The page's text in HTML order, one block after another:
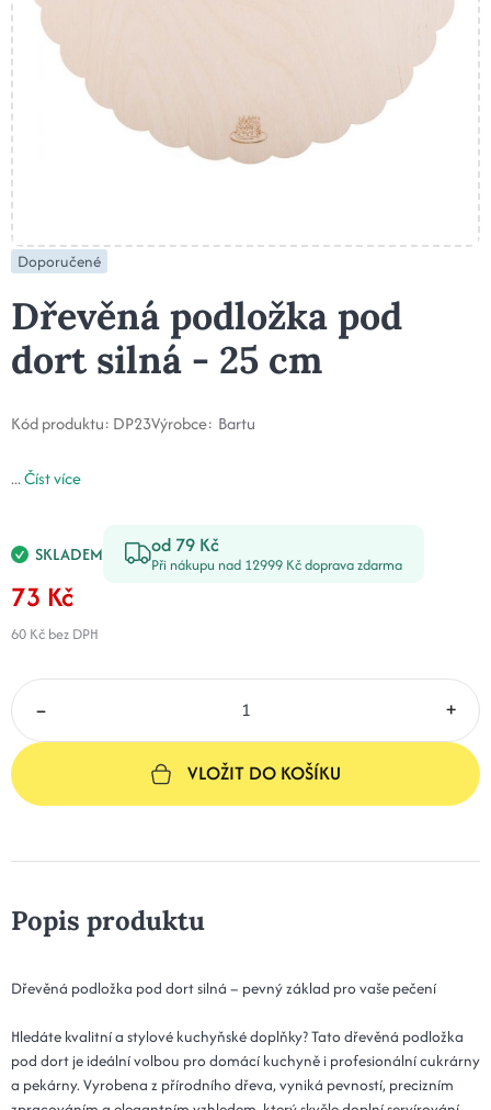
Doporučené
Dřevěná podložka pod
dort silná - 25 cm
Kód produktu: DP23Výrobce: Bartu
...Číst více
SKLADEM od 79 Kč
Při nákupu nad 12999 Kč doprava zdarma
73 Kč
60 Kč bez DPH
– +
VLOŽIT DO KOŠÍKU
Popis produktu
Dřevěná podložka pod dort silná – pevný základ pro vaše pečení
Hledáte kvalitní a stylové kuchyňské doplňky? Tato dřevěná podložka
pod dort je ideální volbou pro domácí kuchyně i profesionální cukrárny
a pekárny. Vyrobena z přírodního dřeva, vyniká pevností, precizním